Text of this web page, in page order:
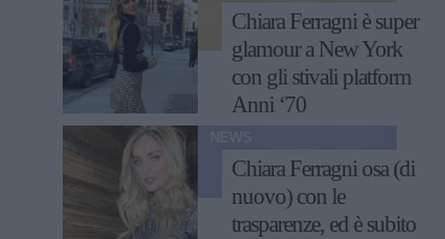
Chiara Ferragni è super
glamour a New York
con gli stivali platform
Anni ‘70
Chiara Ferragni osa (di
nuovo) con le
trasparenze, ed è subito